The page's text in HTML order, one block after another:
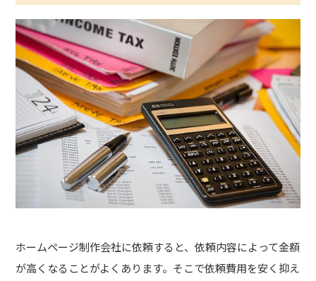
ホームページ制作会社に依頼すると、依頼内容によって金額
が高くなることがよくあります。そこで依頼費用を安く抑え